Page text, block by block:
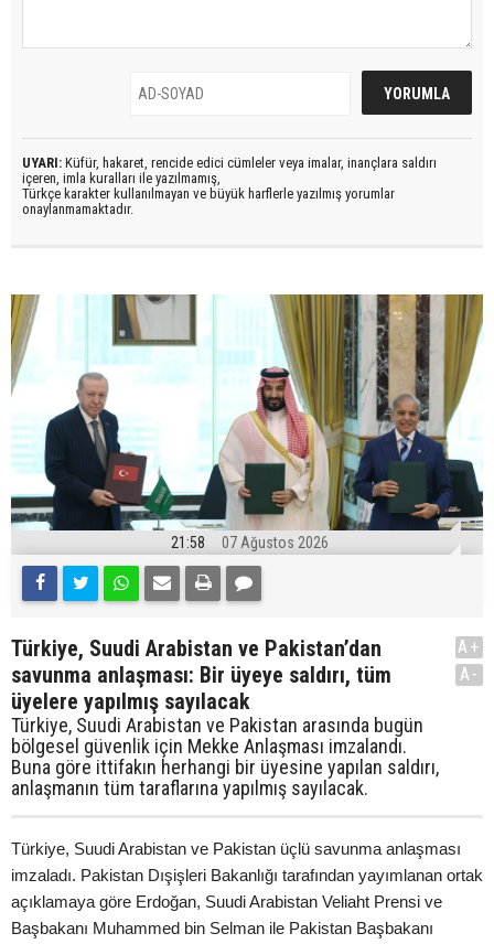
UYARI: Küfür, hakaret, rencide edici cümleler veya imalar, inançlara saldırı
içeren, imla kuralları ile yazılmamış,
Türkçe karakter kullanılmayan ve büyük harflerle yazılmış yorumlar
onaylanmamaktadır.
21:58 07 Ağustos 2026
Türkiye, Suudi Arabistan ve Pakistan’dan
savunma anlaşması: Bir üyeye saldırı, tüm
üyelere yapılmış sayılacak
Türkiye, Suudi Arabistan ve Pakistan arasında bugün
bölgesel güvenlik için Mekke Anlaşması imzalandı.
Buna göre ittifakın herhangi bir üyesine yapılan saldırı,
anlaşmanın tüm taraflarına yapılmış sayılacak.
A+
A-
Türkiye, Suudi Arabistan ve Pakistan üçlü savunma anlaşması
imzaladı. Pakistan Dışişleri Bakanlığı tarafından yayımlanan ortak
açıklamaya göre Erdoğan, Suudi Arabistan Veliaht Prensi ve
Başbakanı Muhammed bin Selman ile Pakistan Başbakanı